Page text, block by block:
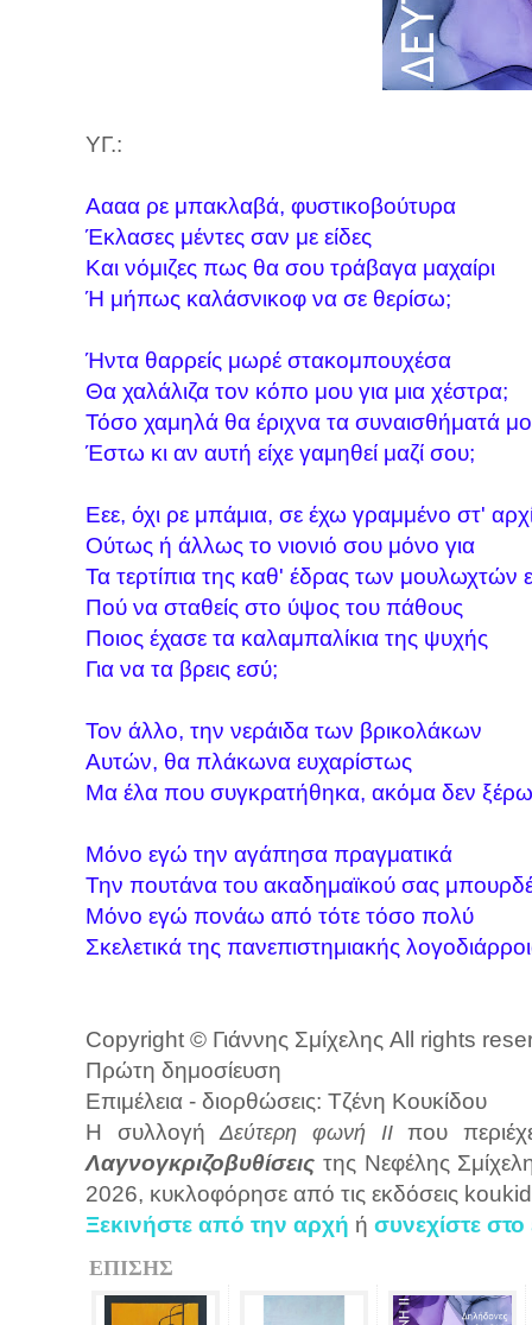
ΥΓ.:
Αααα ρε μπακλαβά, φυστικοβούτυρα
Έκλασες μέντες σαν με είδες
Και νόμιζες πως θα σου τράβαγα μαχαίρι
Ή μήπως καλάσνικοφ να σε θερίσω;
Ήντα θαρρείς μωρέ στακομπουχέσα
Θα χαλάλιζα τον κόπο μου για μια χέστρα;
Τόσο χαμηλά θα έριχνα τα συναισθήματά
Έστω κι αν αυτή είχε γαμηθεί μαζί σου;
Εεε, όχι ρε μπάμια, σε έχω γραμμένο στ'
Ούτως ή άλλως το νιονιό σου μόνο για
Τα τερτίπια της καθ' έδρας των μουλωχτών
Πού να σταθείς στο ύψος του πάθους
Ποιος έχασε τα καλαμπαλίκια της ψυχής
Για να τα βρεις εσύ;
Τον άλλο, την νεράιδα των βρικολάκων
Αυτών, θα πλάκωνα ευχαρίστως
Μα έλα που συγκρατήθηκα, ακόμα δεν ξέρω
Μόνο εγώ την αγάπησα πραγματικά
Την πουτάνα του ακαδημαϊκού σας
Μόνο εγώ πονάω από τότε τόσο πολύ
Σκελετικά της πανεπιστημιακής
Copyright © Γιάννης Σμίχελης All rights
Πρώτη δημοσίευση
Επιμέλεια - διορθώσεις: Τζένη Κουκίδου
Η συλλογήΔεύτερη φωνή II που
Λαγνογκριζοβυθίσεις της Νεφέλης
2026, κυκλοφόρησε από τις εκδόσεις
Ξεκινήστε από την αρχή ή συνεχίστε
ΕΠΙΣΗΣ